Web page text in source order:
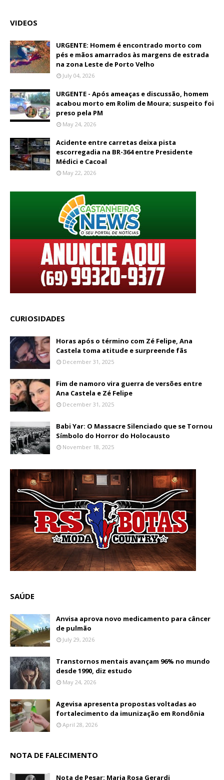
VIDEOS
URGENTE: Homem é encontrado morto com
pés e mãos amarrados às margens de estrada
na zona Leste de Porto Velho
July 04, 2026
URGENTE - Após ameaças e discussão, homem
acabou morto em Rolim de Moura; suspeito foi
preso pela PM
May 24, 2026
Acidente entre carretas deixa pista
escorregadia na BR-364 entre Presidente
Médici e Cacoal
May 22, 2026
CURIOSIDADES
Horas após o término com Zé Felipe, Ana
Castela toma atitude e surpreende fãs
December 31, 2025
Fim de namoro vira guerra de versões entre
Ana Castela e Zé Felipe
December 31, 2025
Babi Yar: O Massacre Silenciado que se Tornou
Símbolo do Horror do Holocausto
November 18, 2025
SAÚDE
Anvisa aprova novo medicamento para câncer
de pulmão
July 29, 2026
Transtornos mentais avançam 96% no mundo
desde 1990, diz estudo
May 24, 2026
Agevisa apresenta propostas voltadas ao
fortalecimento da imunização em Rondônia
April 28, 2026
NOTA DE FALECIMENTO
Nota de Pesar: Maria Rosa Gerardi